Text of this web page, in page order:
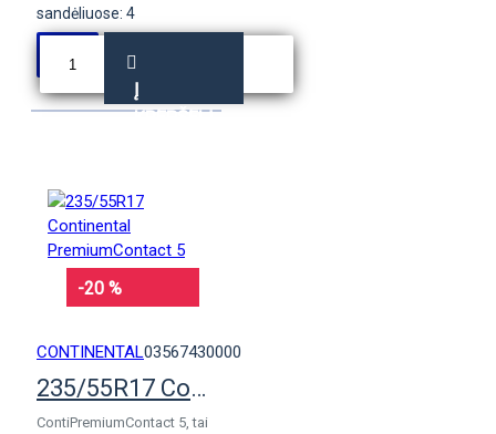
sandėliuose: 4
Į
KREPŠELĮ
-20 %
CONTINENTAL03567430000
235/55R17 Continental PremiumContact 5
ContiPremiumContact 5, tai